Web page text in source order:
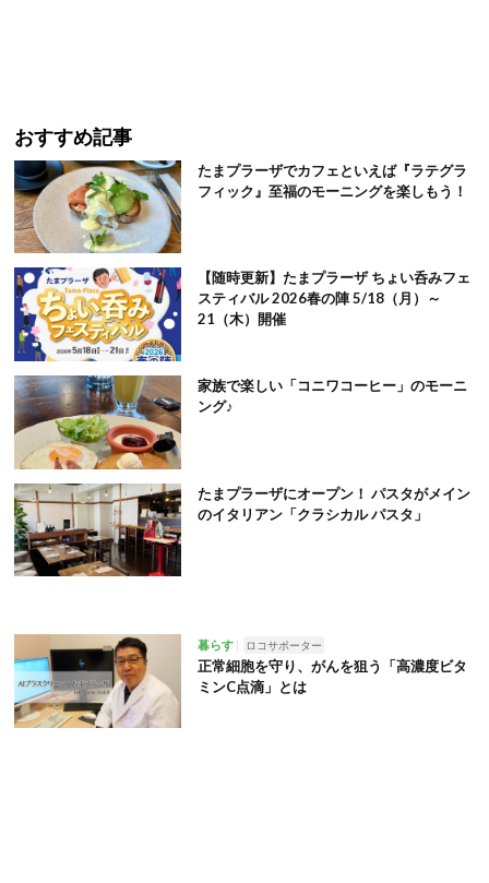
おすすめ記事
たまプラーザでカフェといえば『ラテグラ
フィック』至福のモーニングを楽しもう！
【随時更新】たまプラーザ ちょい呑みフェ
スティバル 2026春の陣 5/18（月）～
21（木）開催
家族で楽しい「コニワコーヒー」のモーニ
ング♪
たまプラーザにオープン！ パスタがメイン
のイタリアン「クラシカル パスタ」
暮らす ロコサポーター
正常細胞を守り、がんを狙う「高濃度ビタ
ミンC点滴」とは